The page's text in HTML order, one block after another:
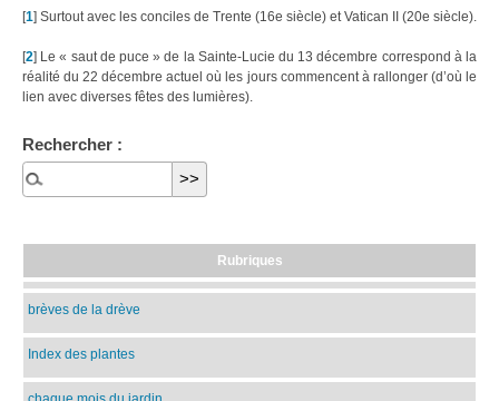
[1] Surtout avec les conciles de Trente (16e siècle) et Vatican II (20e siècle).
[2] Le « saut de puce » de la Sainte-Lucie du 13 décembre correspond à la
réalité du 22 décembre actuel où les jours commencent à rallonger (d’où le
lien avec diverses fêtes des lumières).
Rechercher :
Rubriques
brèves de la drève
Index des plantes
chaque mois du jardin